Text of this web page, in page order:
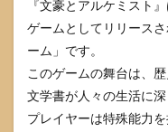
『文豪とアルケミスト
ゲームとしてリリース
ーム」です。
このゲームの舞台は、
文学書が人々の生活に深
プレイヤーは特殊能力